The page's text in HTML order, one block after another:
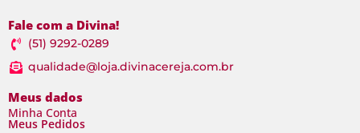
Fale com a Divina!
(51) 9292-0289
qualidade@loja.divinacereja.com.br
Meus dados
Minha Conta
Meus Pedidos